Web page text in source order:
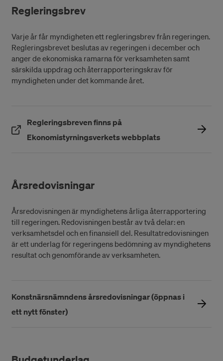
Regleringsbrev
Varje år får myndigheten ett regleringsbrev från regeringen.
Regleringsbrevet beslutas av regeringen i december och
anger de ekonomiska ramarna för verksamheten samt
särskilda uppdrag och återrapporteringskrav för
myndigheten under det kommande året.
Regleringsbreven finns på
Ekonomistyrningsverkets webbplats(Öppnas i ett
Årsredovisningar
Årsredovisningen är myndighetens årliga återrapportering
till regeringen. Redovisningen består av två delar: en
verksamhetsdel och en finansiell del. Resultatredovisningen
är ett underlag för regeringens bedömning av myndighetens
resultat och genomförande av verksamheten.
Konstnärsnämndens årsredovisningar (öppnas i
ett nytt fönster)